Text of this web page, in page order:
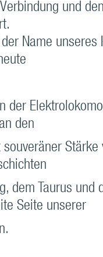
und
Name unseres
der
den
Stärke
dem Taurus und
Seite unserer